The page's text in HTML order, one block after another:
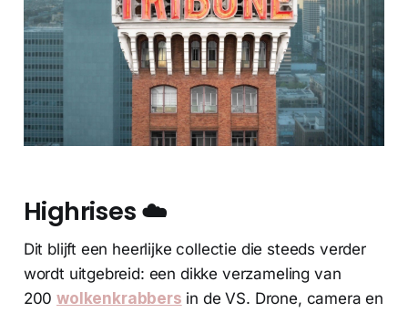
Highrises☁️
Dit blijft een heerlijke collectie die steeds verder
wordt uitgebreid: een dikke verzameling van
200wolkenkrabbers in de VS. Drone, camera en